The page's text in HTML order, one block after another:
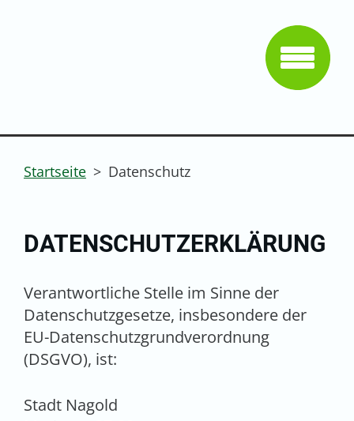
Startseite > Datenschutz
DATENSCHUTZERKLÄRUNG
Verantwortliche Stelle im Sinne der
Datenschutzgesetze, insbesondere der
EU-Datenschutzgrundverordnung
(DSGVO), ist:
Stadt Nagold